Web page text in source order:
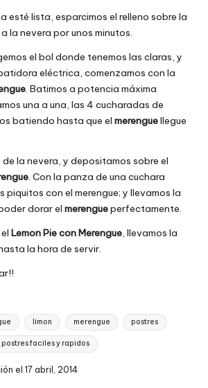
esté lista, esparcimos el relleno sobre la
la nevera por unos minutos.
el bol donde tenemos las claras, y
eléctrica, comenzamos con la
. Batimos a potencia máxima
una a una, las 4 cucharadas de
batiendo hasta que el merenguellegue
la nevera, y depositamos sobre el
. Con la panza de una cuchara
piquitos con el merengue; y llevamos la
dorar el merengueperfectamente.
Lemon Pie con Merengue, llevamos la
la hora de servir.
limon merengue postres
postres faciles y rapidos
el 17 abril, 2014